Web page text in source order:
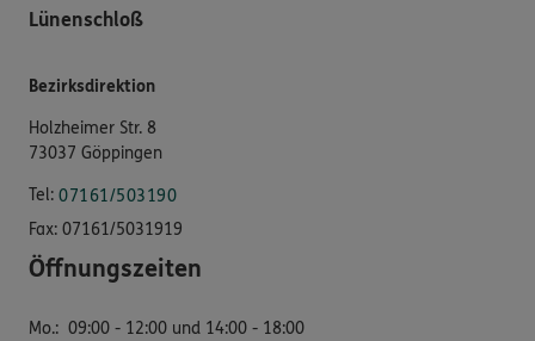
Lünenschloß
Bezirksdirektion
Holzheimer Str. 8
73037 Göppingen
Tel: 07161/503190
Fax: 07161/5031919
Öffnungszeiten
Mo.: 09:00 - 12:00 und 14:00 - 18:00